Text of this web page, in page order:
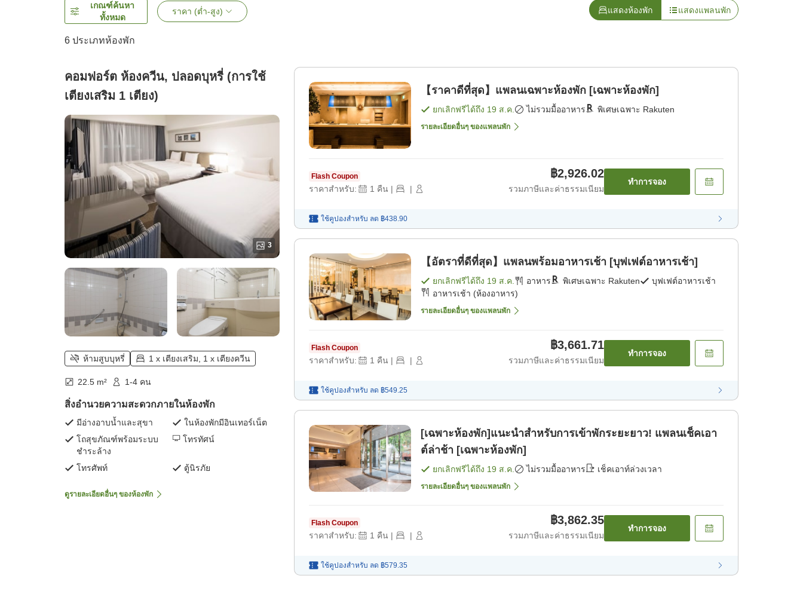
เกณฑ์ค้นหา
ทั้งหมด
ราคา (ต่ำ-สูง) แสดงห้องพัก แสดงแพลนพัก
6 ประเภทห้องพัก
คอมฟอร์ต ห้องควีน, ปลอดบุหรี่ (การใช้
เตียงเสริม 1 เตียง)
3
ห้ามสูบบุหรี่ 1 x เตียงเสริม, 1 x เตียงควีน
22.5 m² 1-4 คน
สิ่งอำนวยความสะดวกภายในห้องพัก
มีอ่างอาบน้ำและสุขา
ในห้องพักมีอินเทอร์เน็ต
โถสุขภัณฑ์พร้อมระบบ
ชำระล้าง
โทรทัศน์
โทรศัพท์ ตู้นิรภัย
ดูรายละเอียดอื่นๆ ของห้องพัก
【ราคาดีที่สุด】แพลนเฉพาะห้องพัก [เฉพาะห้องพัก]
ยกเลิกฟรีได้ถึง 19 ส.ค. ไม่รวมมื้ออาหาร พิเศษเฉพาะ Rakuten
รายละเอียดอื่นๆ ของแพลนพัก
Flash Coupon
ราคาสำหรับ: 1 คืน | |
฿2,926.02
รวมภาษีและค่าธรรมเนียม
ทำการจอง
ใช้คูปองสำหรับ ลด ฿438.90
【อัตราที่ดีที่สุด】แพลนพร้อมอาหารเช้า [บุฟเฟต์อาหารเช้า]
ยกเลิกฟรีได้ถึง 19 ส.ค. อาหาร พิเศษเฉพาะ Rakuten
บุฟเฟต์อาหารเช้า
อาหารเช้า (ห้องอาหาร)
รายละเอียดอื่นๆ ของแพลนพัก
Flash Coupon
ราคาสำหรับ: 1 คืน | |
฿3,661.71
รวมภาษีและค่าธรรมเนียม
ทำการจอง
ใช้คูปองสำหรับ ลด ฿549.25
[เฉพาะห้องพัก]แนะนำสำหรับการเข้าพักระยะยาว! แพลนเช็คเอา
ต์ล่าช้า [เฉพาะห้องพัก]
ยกเลิกฟรีได้ถึง 19 ส.ค. ไม่รวมมื้ออาหาร เช็คเอาท์ล่วงเวลา
รายละเอียดอื่นๆ ของแพลนพัก
Flash Coupon
ราคาสำหรับ: 1 คืน | |
฿3,862.35
รวมภาษีและค่าธรรมเนียม
ทำการจอง
ใช้คูปองสำหรับ ลด ฿579.35